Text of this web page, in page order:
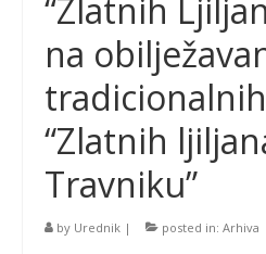
“Zlatnih
na
“Zlatnih
Travniku”
by Urednik | posted in: Arhiva